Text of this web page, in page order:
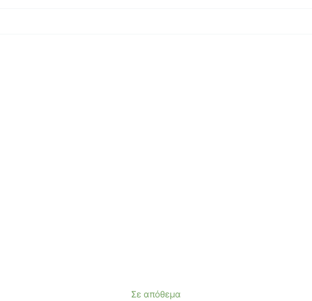
Σε απόθεμα